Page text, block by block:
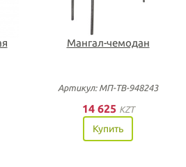
Мангал-чемодан
Артикул: МП-ТВ-948243
14 625 KZT
Купить